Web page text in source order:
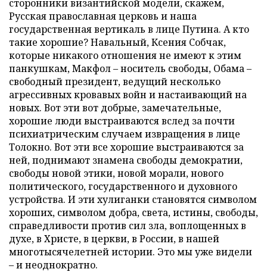
сторонники византийской модели, скажем,
Русская православная церковь и наша
государственная вертикаль в лице Путина. А кто
такие хорошие? Навальный, Ксения Собчак,
которые никакого отношения не имеют к этим
панкушкам, Макфол – носитель свободы, Обама –
свободный президент, ведущий несколько
агрессивных кровавых войн и настаивающий на
новых. Вот эти вот добрые, замечательные,
хорошие люди выстраиваются вслед за почти
психиатрическим случаем извращения в лице
Толокно. Вот эти все хорошие выстраиваются за
ней, поднимают знамена свободы демократии,
свободы новой этики, новой морали, нового
политического, государственного и духовного
устройства. И эти хулиганки становятся символом
хороших, символом добра, света, истины, свободы,
справедливости против сил зла, воплощенных в
духе, в Христе, в церкви, в России, в нашей
многотысячелетней истории. Это мы уже видели
– и неоднократно.